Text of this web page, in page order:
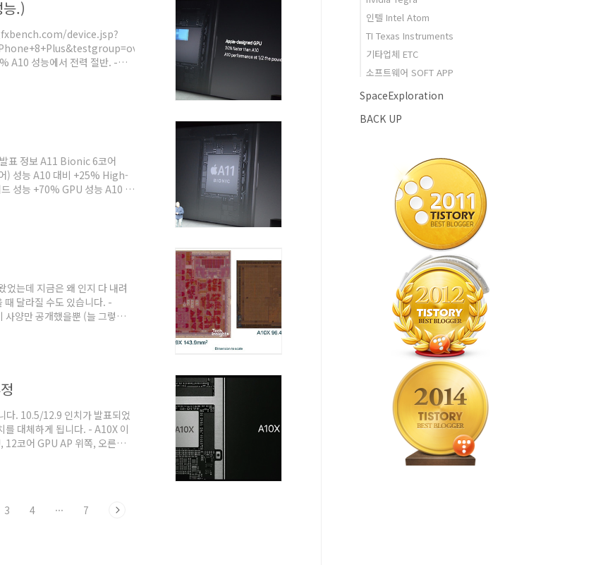
.)
device.jsp?
A10 성능에서 전력 절반. -
) (오른쪽 A10 링크 :
표 정보 A11 Bionic 6코어
) 성능 A10 대비 +25% High-
성능 +70% GPU 성능 A10 대
blog/apple-
었는데 지금은 왜 인지 다 내려
때 달라질 수도 있습니다. -
양만 공개했을뿐 (늘 그렇듯
blog/10nm-
다. 10.5/12.9 인치가 발표되었
대체하게 됩니다. - A10X 이
코어 GPU AP 위쪽, 오른쪽에
아이패드 프로(A9X) 대비 CPU
3 4 ··· 7
인텔 Intel Atom
TI Texas Instruments
기타업체 ETC
소프트웨어 SOFT APP
SpaceExploration
BACK UP